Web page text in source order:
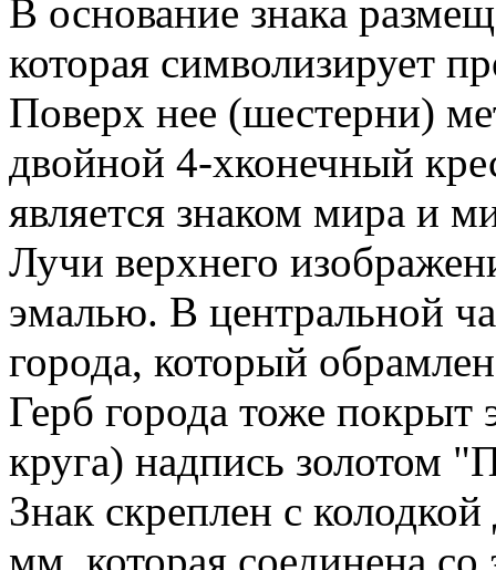
В основание знака
которая символизирует
Поверх нее (шестерни)
двойной 4-хконечный
является знаком мира и
Лучи верхнего
эмалью. В центральной
города, который
Герб города тоже
круга) надпись золотом
Знак скреплен с